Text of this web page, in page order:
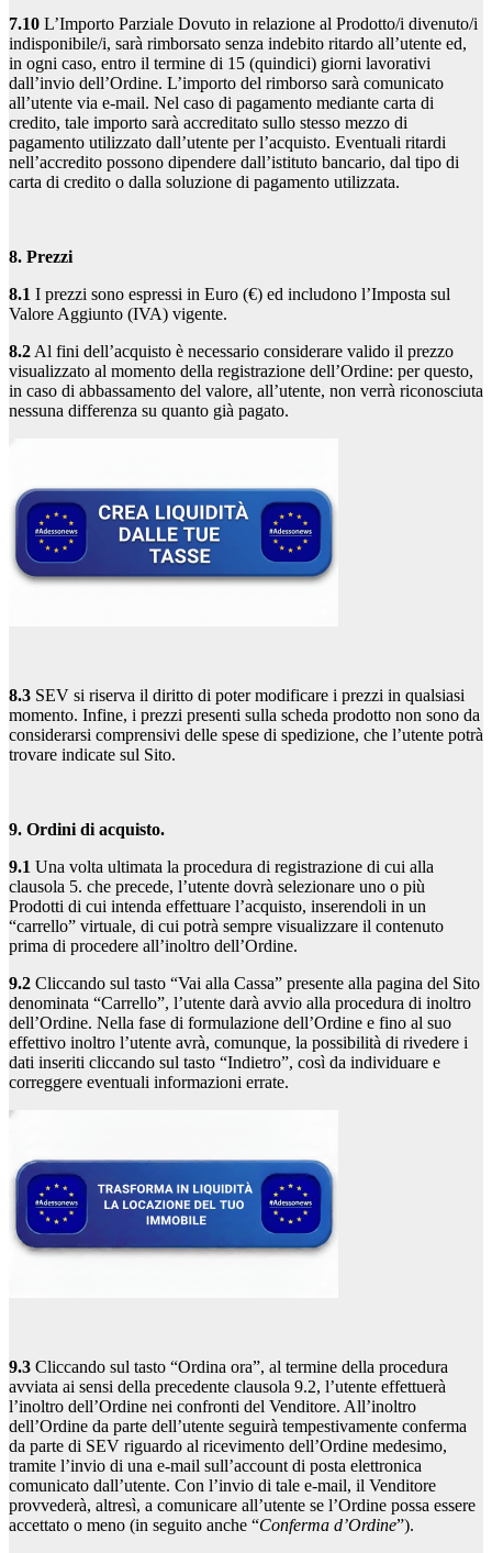
7.10 L’Importo Parziale Dovuto in relazione al Prodotto/i divenuto/i
indisponibile/i, sarà rimborsato senza indebito ritardo all’utente ed,
in ogni caso, entro il termine di 15 (quindici) giorni lavorativi
dall’invio dell’Ordine. L’importo del rimborso sarà comunicato
all’utente via e-mail. Nel caso di pagamento mediante carta di
credito, tale importo sarà accreditato sullo stesso mezzo di
pagamento utilizzato dall’utente per l’acquisto. Eventuali ritardi
nell’accredito possono dipendere dall’istituto bancario, dal tipo di
carta di credito o dalla soluzione di pagamento utilizzata.
8. Prezzi
8.1 I prezzi sono espressi in Euro (€) ed includono l’Imposta sul
Valore Aggiunto (IVA) vigente.
8.2Al fini dell’acquisto è necessario considerare valido il prezzo
visualizzato al momento della registrazione dell’Ordine: per questo,
in caso di abbassamento del valore, all’utente, non verrà riconosciuta
nessuna differenza su quanto già pagato.
8.3 SEV si riserva il diritto di poter modificare i prezzi in qualsiasi
momento. Infine, i prezzi presenti sulla scheda prodotto non sono da
considerarsi comprensivi delle spese di spedizione, che l’utente potrà
trovare indicate sul Sito.
9. Ordini di acquisto.
9.1 Una volta ultimata la procedura di registrazione di cui alla
clausola 5. che precede, l’utente dovrà selezionare uno o più
Prodotti di cui intenda effettuare l’acquisto, inserendoli in un
“carrello” virtuale, di cui potrà sempre visualizzare il contenuto
prima di procedere all’inoltro dell’Ordine.
9.2 Cliccando sul tasto “Vai alla Cassa” presente alla pagina del Sito
denominata “Carrello”, l’utente darà avvio alla procedura di inoltro
dell’Ordine. Nella fase di formulazione dell’Ordine e fino al suo
effettivo inoltro l’utente avrà, comunque, la possibilità di rivedere i
dati inseriti cliccando sul tasto “Indietro”, così da individuare e
correggere eventuali informazioni errate.
9.3 Cliccando sul tasto “Ordina ora”, al termine della procedura
avviata ai sensi della precedente clausola 9.2, l’utente effettuerà
l’inoltro dell’Ordine nei confronti del Venditore. All’inoltro
dell’Ordine da parte dell’utente seguirà tempestivamente conferma
da parte di SEV riguardo al ricevimento dell’Ordine medesimo,
tramite l’invio di una e-mail sull’account di posta elettronica
comunicato dall’utente. Con l’invio di tale e-mail, il Venditore
provvederà, altresì, a comunicare all’utente se l’Ordine possa essere
accettato o meno (in seguito anche “Conferma d’Ordine”).